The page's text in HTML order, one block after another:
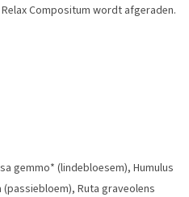
Compositum wordt afgeraden.
gemmo* (lindebloesem), Humulus
Ruta graveolens